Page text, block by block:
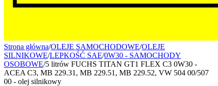
Strona główna/OLEJE SAMOCHODOWE/OLEJE
SILNIKOWE/LEPKOŚĆ SAE/0W30 - SAMOCHODY
OSOBOWE/5 litrów FUCHS TITAN GT1 FLEX C3 0W30 -
ACEA C3, MB 229.31, MB 229.51, MB 229.52, VW 504 00/507
00 - olej silnikowy